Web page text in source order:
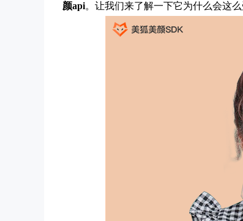
颜api。让我们来了解一下它为什么会这么